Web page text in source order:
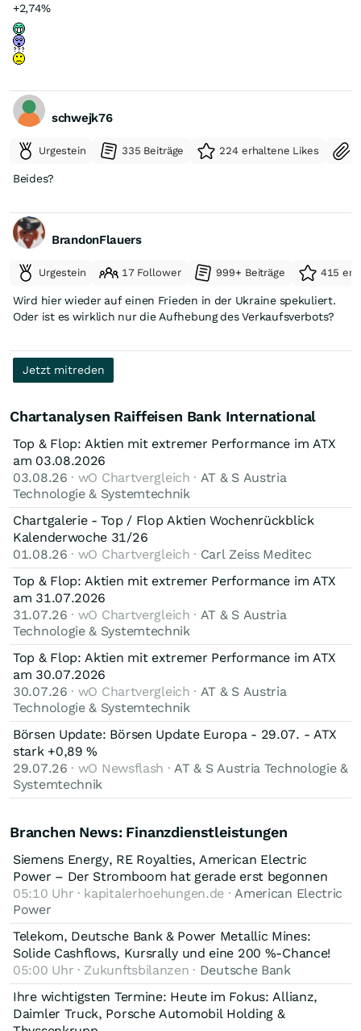
+2,74%
schwejk76
Urgestein 335 Beiträge 224 erhaltene Likes
Beides?
BrandonFlauers
Urgestein 17 Follower 999+ Beiträge 415
Wird hier wieder auf einen Frieden in der Ukraine spekuliert.
Oder ist es wirklich nur die Aufhebung des Verkaufsverbots?
Jetzt mitreden
Chartanalysen Raiffeisen Bank International
Top & Flop: Aktien mit extremer Performance im ATX
am 03.08.2026
03.08.26 · wO Chartvergleich · AT & S Austria
Technologie & Systemtechnik
Chartgalerie - Top / Flop Aktien Wochenrückblick
Kalenderwoche 31/26
01.08.26 · wO Chartvergleich · Carl Zeiss Meditec
Top & Flop: Aktien mit extremer Performance im ATX
am 31.07.2026
31.07.26 · wO Chartvergleich · AT & S Austria
Technologie & Systemtechnik
Top & Flop: Aktien mit extremer Performance im ATX
am 30.07.2026
30.07.26 · wO Chartvergleich · AT & S Austria
Technologie & Systemtechnik
Börsen Update: Börsen Update Europa - 29.07. - ATX
stark +0,89 %
29.07.26 · wO Newsflash · AT & S Austria Technologie &
Systemtechnik
Branchen News: Finanzdienstleistungen
Siemens Energy, RE Royalties, American Electric
Power – Der Stromboom hat gerade erst begonnen
05:10 Uhr · kapitalerhoehungen.de · American Electric
Power
Telekom, Deutsche Bank & Power Metallic Mines:
Solide Cashflows, Kursrally und eine 200 %-Chance!
05:00 Uhr · Zukunftsbilanzen · Deutsche Bank
Ihre wichtigsten Termine: Heute im Fokus: Allianz,
Daimler Truck, Porsche Automobil Holding &